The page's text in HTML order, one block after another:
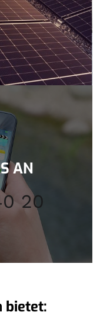
AN
20
bietet: